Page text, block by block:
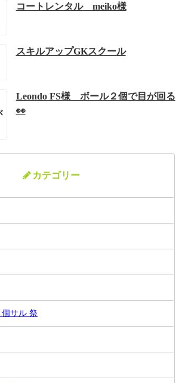
コートレンタル meiko様
スキルアップGKスクール
Leondo FS様 ボール２個で目が回る
👀
カテゴリー
個サル 祭